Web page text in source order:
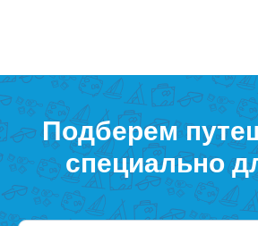
Подберем
специально